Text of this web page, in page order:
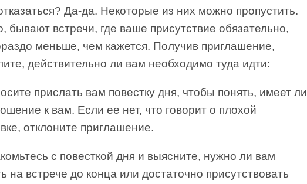
Да-да. Некоторые из них можно пропустить.
бывают встречи, где ваше присутствие обязательно,
меньше, чем кажется. Получив приглашение,
действительно ли вам необходимо туда идти:
прислать вам повестку дня, чтобы понять, имеет ли
к вам. Если ее нет, что говорит о плохой
отклоните приглашение.
с повесткой дня и выясните, нужно ли вам
на встрече до конца или достаточно присутствовать